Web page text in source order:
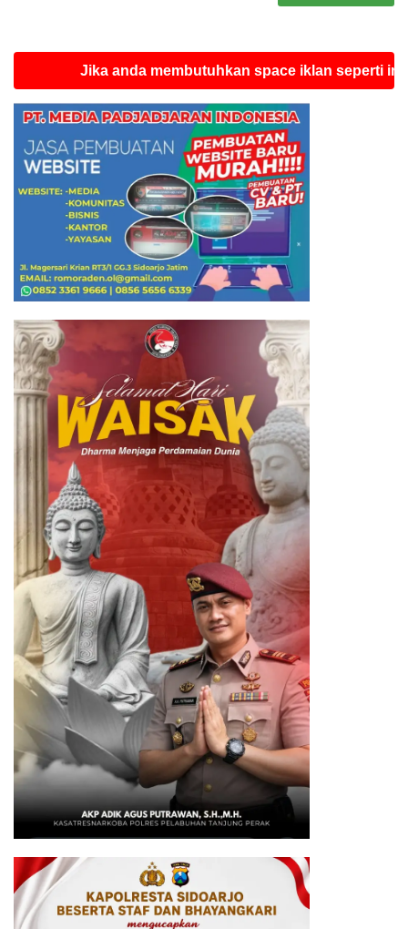
Jika anda membutuhkan space iklan seperti ini silahkan